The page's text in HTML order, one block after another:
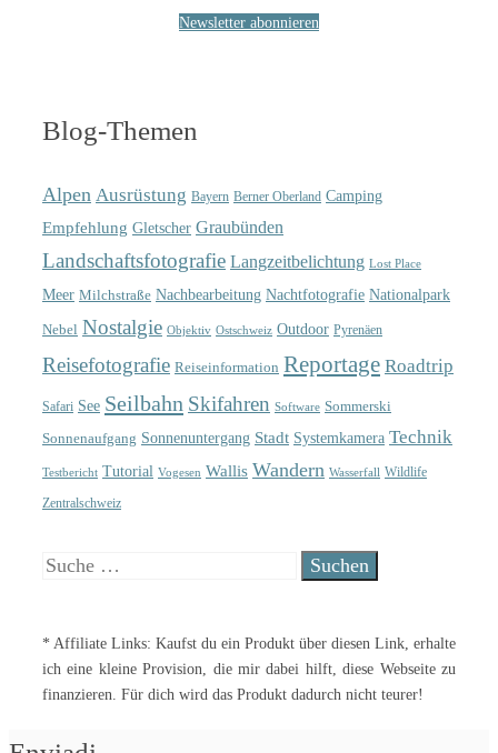
Newsletter abonnieren
Blog-Themen
Alpen Ausrüstung Bayern Berner Oberland Camping
Empfehlung Gletscher Graubünden
Landschaftsfotografie Langzeitbelichtung Lost Place
Meer Milchstraße Nachbearbeitung Nachtfotografie Nationalpark
Nebel Nostalgie Objektiv Ostschweiz Outdoor Pyrenäen
Reisefotografie Reiseinformation Reportage Roadtrip
Safari See Seilbahn Skifahren Software Sommerski
Sonnenaufgang Sonnenuntergang Stadt Systemkamera Technik
Testbericht Tutorial Vogesen Wallis Wandern Wasserfall Wildlife
Zentralschweiz
Suche
* Affiliate Links: Kaufst du ein Produkt über diesen Link, erhalte
ich eine kleine Provision, die mir dabei hilft, diese Webseite zu
finanzieren. Für dich wird das Produkt dadurch nicht teurer!